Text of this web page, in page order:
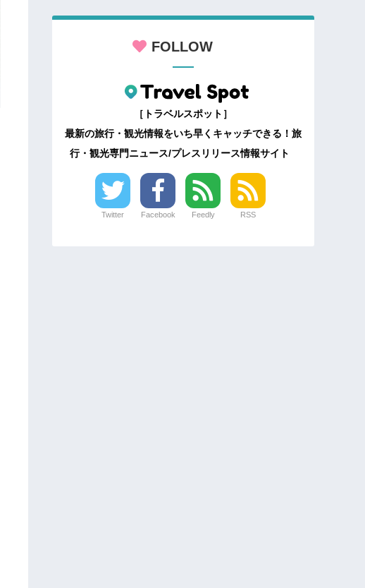
FOLLOW
［トラベルスポット］
最新の旅行・観光情報をいち早くキャッチできる！旅
行・観光専門ニュース/プレスリリース情報サイト
Twitter Facebook Feedly RSS